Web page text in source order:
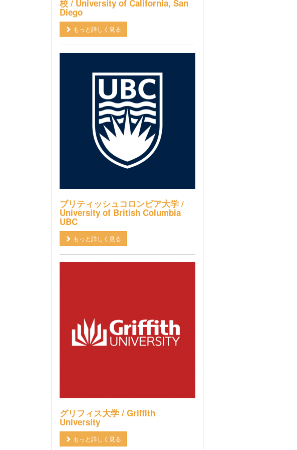
校 / University of California, San
Diego
もっと詳しく見る
ブリティッシュコロンビア大学 /
University of British Columbia
UBC
もっと詳しく見る
グリフィス大学 / Griffith
University
もっと詳しく見る